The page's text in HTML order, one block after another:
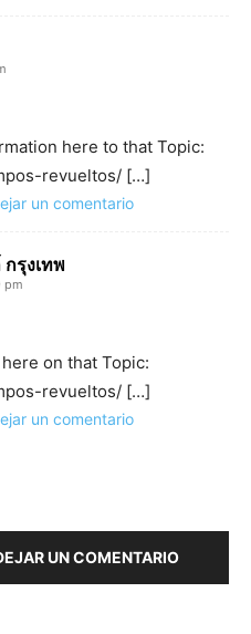
here to that Topic:
revueltos/ […]
un comentario
รุงเทพ
pm
on that Topic:
revueltos/ […]
un comentario
UN COMENTARIO